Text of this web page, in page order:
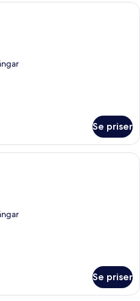
Ett hotellrum med en soffa, en
Se priser
Ett hotellrum med en stor säng,
Se priser